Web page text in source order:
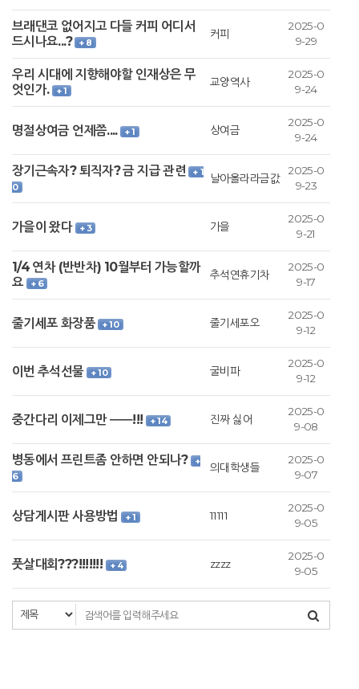
브래댄코 없어지고 다들 커피 어디서
드시나요...? + 8
커피
2025-0
9-29
우리 시대에 지향해야할 인재상은 무
엇인가. + 1
교양역사
2025-0
9-24
명절상여금 언제쯤.... + 1 상여금
2025-0
9-24
장기근속자? 퇴직자? 금 지급 관련 + 1
0
날아올라라금값
2025-0
9-23
가을이 왔다 + 3 가을
2025-0
9-21
1/4 연차 (반반차) 10월부터 가능할까
요
+ 6
추석연휴기차
2025-0
9-17
줄기세포 화장품 + 10 줄기세포오
2025-0
9-12
이번 추석선물 + 10 굴비파
2025-0
9-12
중간다리 이제그만 ㅡㅡ!!! + 14 진짜 싫어
2025-0
9-08
병동에서 프린트좀 안하면 안되나? +
6
의대학생들
2025-0
9-07
상담게시판 사용방법 + 1 11111
2025-0
9-05
풋살대회???!!!!!!! + 4 zzzz
2025-0
9-05